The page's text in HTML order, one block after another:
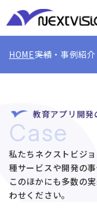
HOME実績・事例紹介
教育アプリ開
Case
私たちネクストビジ
種サービスや開発の
このほかにも多数の
わせください。